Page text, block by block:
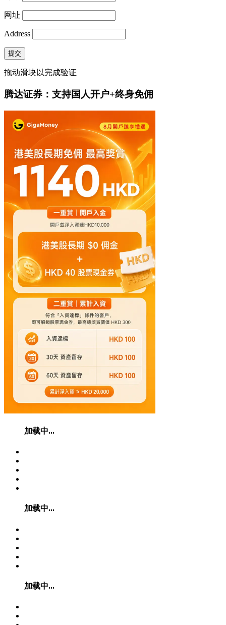
网址
Address
提交
拖动滑块以完成验证
腾达证券：支持国人开户+终身免佣
加载中...
加载中...
加载中...